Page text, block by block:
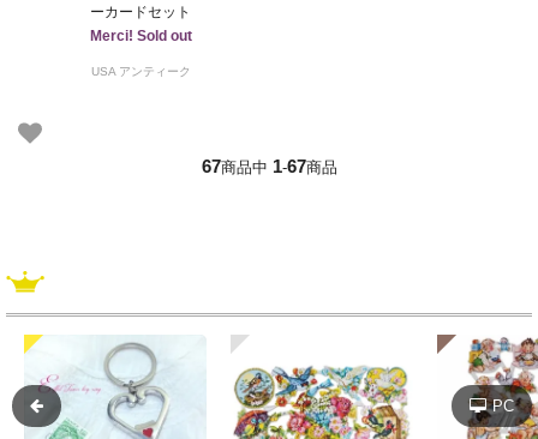
ーカードセット
Merci! Sold out
USA アンティーク
67商品中 1-67商品
PC